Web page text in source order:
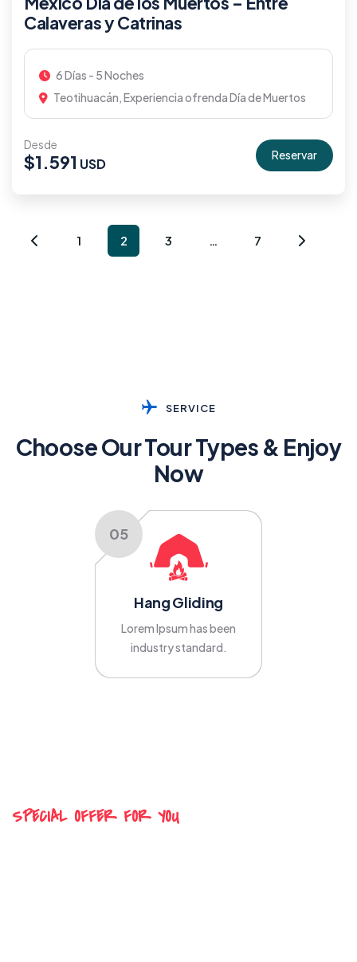
Calaveras y Catrinas
6 Días - 5 Noches
Teotihuacán, Experiencia ofrenda Día de Muertos
Desde
$1.591 Reservar
1 2 3 … 7
SERVICE
Choose Our Tour Types & Enjoy
Now
05
Hang Gliding
Lorem Ipsum has been
industry standard.
SPECIAL OFFER FOR YOU